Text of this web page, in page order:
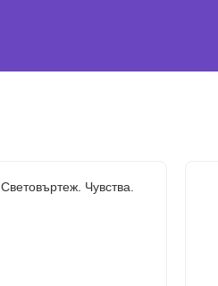
Световъртеж. Чувства.